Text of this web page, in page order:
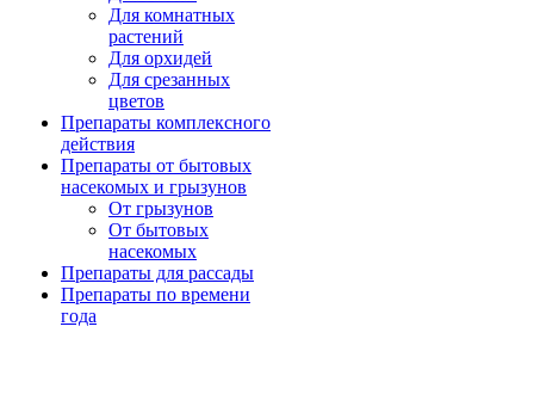
Для комнатных
растений
Для орхидей
Для срезанных
цветов
Препараты комплексного
действия
Препараты от бытовых
насекомых и грызунов
От грызунов
От бытовых
насекомых
Препараты для рассады
Препараты по времени
года